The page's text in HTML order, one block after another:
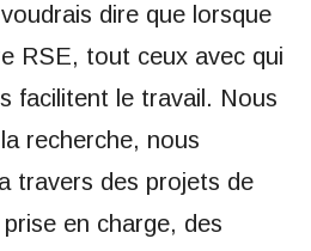
dire que lorsque
RSE, tout ceux avec qui
facilitent le travail. Nous
recherche, nous
travers des projets de
en charge, des